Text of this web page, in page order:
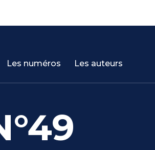
Les numéros Les auteurs